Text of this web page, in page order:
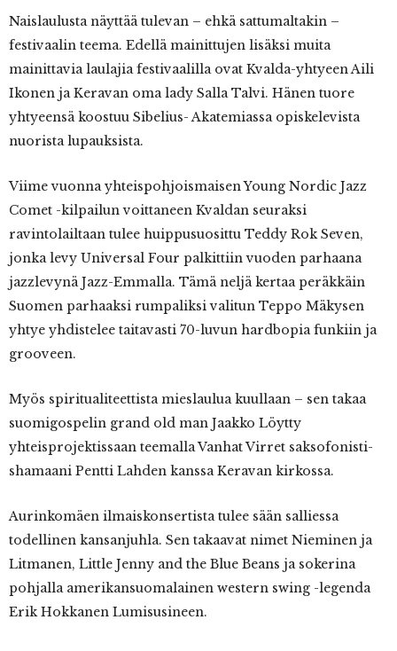
Naislaulusta näyttää tulevan – ehkä sattumaltakin –
festivaalin teema. Edellä mainittujen lisäksi muita
mainittavia laulajia festivaalilla ovat Kvalda-yhtyeen Aili
Ikonen ja Keravan oma lady Salla Talvi. Hänen tuore
yhtyeensä koostuu Sibelius- Akatemiassa opiskelevista
nuorista lupauksista.
Viime vuonna yhteispohjoismaisen Young Nordic Jazz
Comet -kilpailun voittaneen Kvaldan seuraksi
ravintolailtaan tulee huippusuosittu Teddy Rok Seven,
jonka levy Universal Four palkittiin vuoden parhaana
jazzlevynä Jazz-Emmalla. Tämä neljä kertaa peräkkäin
Suomen parhaaksi rumpaliksi valitun Teppo Mäkysen
yhtye yhdistelee taitavasti 70-luvun hardbopia funkiin ja
grooveen.
Myös spiritualiteettista mieslaulua kuullaan – sen takaa
suomigospelin grand old man Jaakko Löytty
yhteisprojektissaan teemalla Vanhat Virret saksofonisti-
shamaani Pentti Lahden kanssa Keravan kirkossa.
Aurinkomäen ilmaiskonsertista tulee sään salliessa
todellinen kansanjuhla. Sen takaavat nimet Nieminen ja
Litmanen, Little Jenny and the Blue Beans ja sokerina
pohjalla amerikansuomalainen western swing -legenda
Erik Hokkanen Lumisusineen.